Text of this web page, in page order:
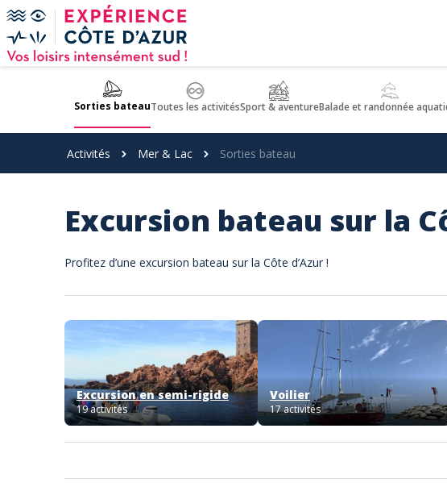
Panneau de gestion des cookies
Sorties bateauToutes les activitésSport & aventureBalade et randonnée
Activités Mer & Lac Sorties bateau
Excursion bateau sur la
Profitez d’une excursion bateau sur la Côte d’Azur !
Excursion en semi-rigide
19 activités
Voilier
17 activités